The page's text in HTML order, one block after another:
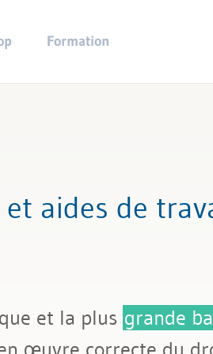
Formation
aides de
et la plus grande